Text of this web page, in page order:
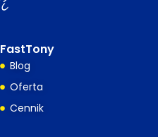
FastTony
Blog
Oferta
Cennik